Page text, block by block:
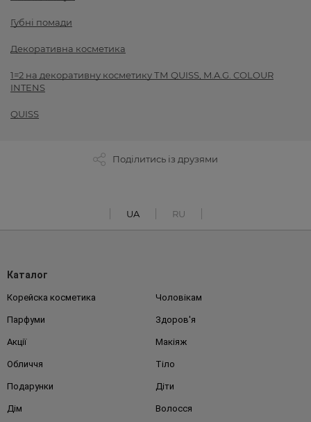
Губні помади
Декоративна косметика
1=2 на декоративну косметику ТМ QUISS, M.A.G. COLOUR
INTENS
QUISS
Поділитись із друзями
UA RU
Каталог
Корейска косметика Чоловікам
Парфуми Здоров'я
Акції Макіяж
Обличчя Тіло
Подарунки Діти
Дім Волосся